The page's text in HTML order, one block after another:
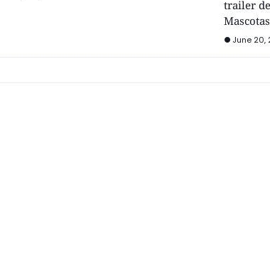
trailer
Mascotas
June 20,